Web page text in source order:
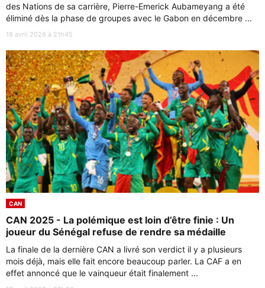
des Nations de sa carrière, Pierre-Emerick Aubameyang a été
éliminé dès la phase de groupes avec le Gabon en décembre ...
18 avril 2026 à 21h45
CAN
CAN 2025 - La polémique est loin d’être finie : Un
joueur du Sénégal refuse de rendre sa médaille
La finale de la dernière CAN a livré son verdict il y a plusieurs
mois déjà, mais elle fait encore beaucoup parler. La CAF a en
effet annoncé que le vainqueur était finalement ...